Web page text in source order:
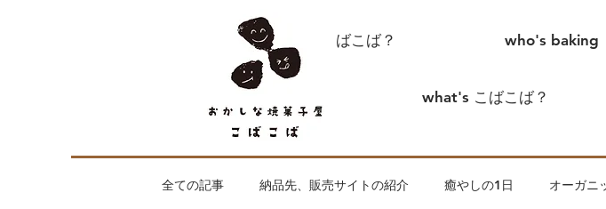
what's こばこば？
全ての記事 納品先、販売サイトの紹介 癒やしの1日 オーガニ
what's こばこば？ who's baking